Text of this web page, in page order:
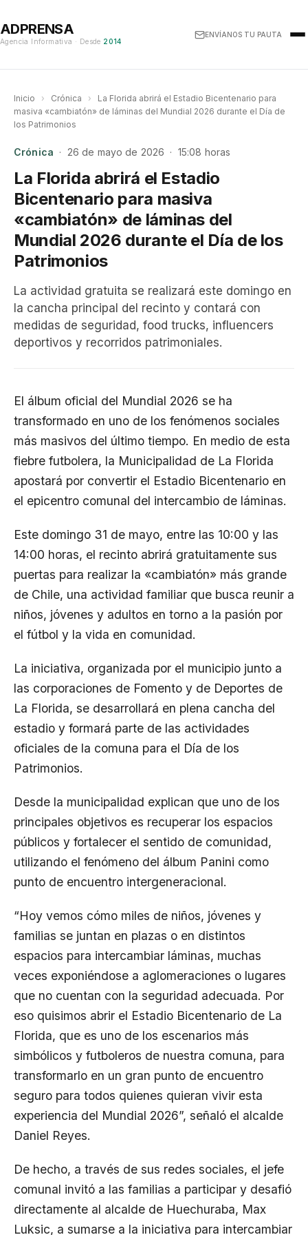
ADPRENSA
Agencia Informativa · Desde 2014
ENVÍANOS TU PAUTA
Inicio › Crónica ›
La Florida abrirá el Estadio Bicentenario para
masiva «cambiatón» de láminas del Mundial 2026 durante el Día de
los Patrimonios
Crónica · 26 de mayo de 2026 · 15:08 horas
La Florida abrirá el Estadio
Bicentenario para masiva
«cambiatón» de láminas del
Mundial 2026 durante el Día de los
Patrimonios
La actividad gratuita se realizará este domingo en
la cancha principal del recinto y contará con
medidas de seguridad, food trucks, influencers
deportivos y recorridos patrimoniales.
El álbum oficial del Mundial 2026 se ha
transformado en uno de los fenómenos sociales
más masivos del último tiempo. En medio de esta
fiebre futbolera, la Municipalidad de La Florida
apostará por convertir el Estadio Bicentenario en
el epicentro comunal del intercambio de láminas.
Este domingo 31 de mayo, entre las 10:00 y las
14:00 horas, el recinto abrirá gratuitamente sus
puertas para realizar la «cambiatón» más grande
de Chile, una actividad familiar que busca reunir a
niños, jóvenes y adultos en torno a la pasión por
el fútbol y la vida en comunidad.
La iniciativa, organizada por el municipio junto a
las corporaciones de Fomento y de Deportes de
La Florida, se desarrollará en plena cancha del
estadio y formará parte de las actividades
oficiales de la comuna para el Día de los
Patrimonios.
Desde la municipalidad explican que uno de los
principales objetivos es recuperar los espacios
públicos y fortalecer el sentido de comunidad,
utilizando el fenómeno del álbum Panini como
punto de encuentro intergeneracional.
“Hoy vemos cómo miles de niños, jóvenes y
familias se juntan en plazas o en distintos
espacios para intercambiar láminas, muchas
veces exponiéndose a aglomeraciones o lugares
que no cuentan con la seguridad adecuada. Por
eso quisimos abrir el Estadio Bicentenario de La
Florida, que es uno de los escenarios más
simbólicos y futboleros de nuestra comuna, para
transformarlo en un gran punto de encuentro
seguro para todos quienes quieran vivir esta
experiencia del Mundial 2026”, señaló el alcalde
Daniel Reyes.
De hecho, a través de sus redes sociales, el jefe
comunal invitó a las familias a participar y desafió
directamente al alcalde de Huechuraba, Max
Luksic, a sumarse a la iniciativa para intercambiar